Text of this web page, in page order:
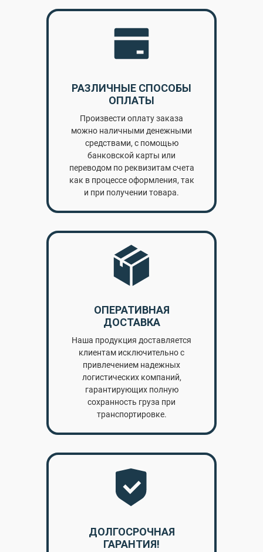
РАЗЛИЧНЫЕ СПОСОБЫ
ОПЛАТЫ
Произвести оплату заказа
можно наличными денежными
средствами, с помощью
банковской карты или
переводом по реквизитам счета
как в процессе оформления, так
и при получении товара.
ОПЕРАТИВНАЯ
ДОСТАВКА
Наша продукция доставляется
клиентам исключительно с
привлечением надежных
логистических компаний,
гарантирующих полную
сохранность груза при
транспортировке.
ДОЛГОСРОЧНАЯ
ГАРАНТИЯ!